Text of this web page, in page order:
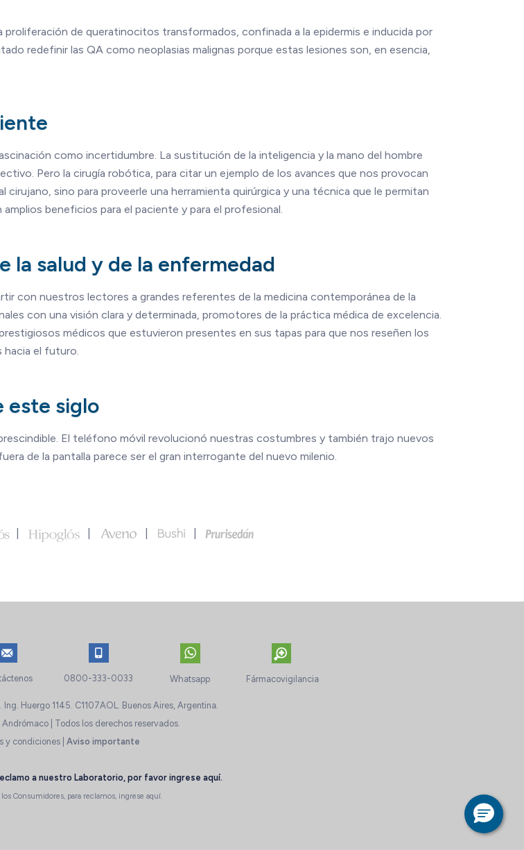
de queratinocitos transformados, confinada a la epidermis e inducida por
redefinir las QA como neoplasias malignas porque estas lesiones son, en esencia,
como incertidumbre. La sustitución de la inteligencia y la mano del hombre
Pero la cirugía robótica, para citar un ejemplo de los avances que nos provocan
cirujano, sino para proveerle una herramienta quirúrgica y una técnica que le permitan
beneficios para el paciente y para el profesional.
la salud y de la enfermedad
con nuestros lectores a grandes referentes de la medicina contemporánea de la
con una visión clara y determinada, promotores de la práctica médica de excelencia.
médicos que estuvieron presentes en sus tapas para que nos reseñen los
hacia el futuro.
este siglo
El teléfono móvil revolucionó nuestras costumbres y también trajo nuevos
de la pantalla parece ser el gran interrogante del nuevo milenio.
0800-333-0033 Whatsapp Fármacovigilancia
Huergo 1145. C1107AOL. Buenos Aires, Argentina.
| Todos los derechos reservados.
y condiciones| Aviso importante
a nuestro Laboratorio, por favor ingrese aquí.
los Consumidores, para reclamos, ingrese aquí.